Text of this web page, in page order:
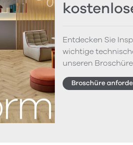
Entdecken Sie
wichtige
unseren
Broschüre